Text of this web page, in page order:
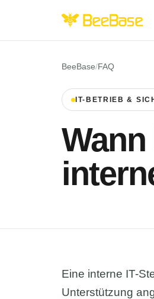
BeeBase/FAQ
IT-BETRIEB &
Eine interne IT-
Unterstützung